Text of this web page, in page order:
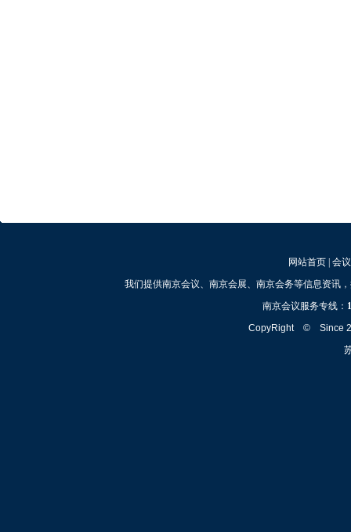
网站首页| 会
我们提供南京会议、南京会展、南京会务等信息资讯
南京会议服务专线：
CopyRight © Since